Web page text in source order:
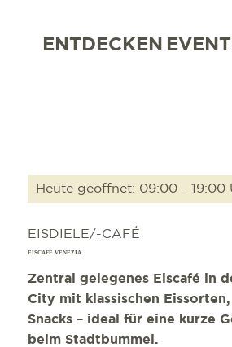
ENTDECKEN
Heute geöffnet: 09:00 - 19:00
EISDIELE/-CAFÉ
EISCAFÉ VENEZIA
Zentral gelegenes Eiscafé in
City mit klassischen
Snacks – ideal für eine kurze
beim Stadtbummel.